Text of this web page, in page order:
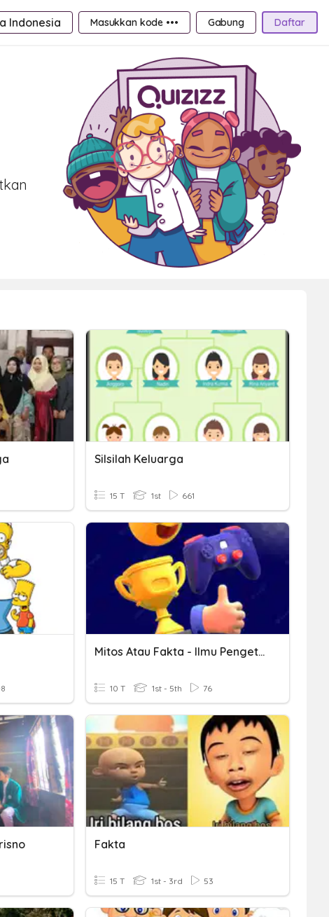
Indonesia Masukkan kode ••• Gabung Daftar
Silsilah Keluarga
15 T 1st 661
Mitos Atau Fakta - Ilmu Pengetahuan Umum 2
10 T 1st - 5th 76
Fakta
15 T 1st - 3rd 53